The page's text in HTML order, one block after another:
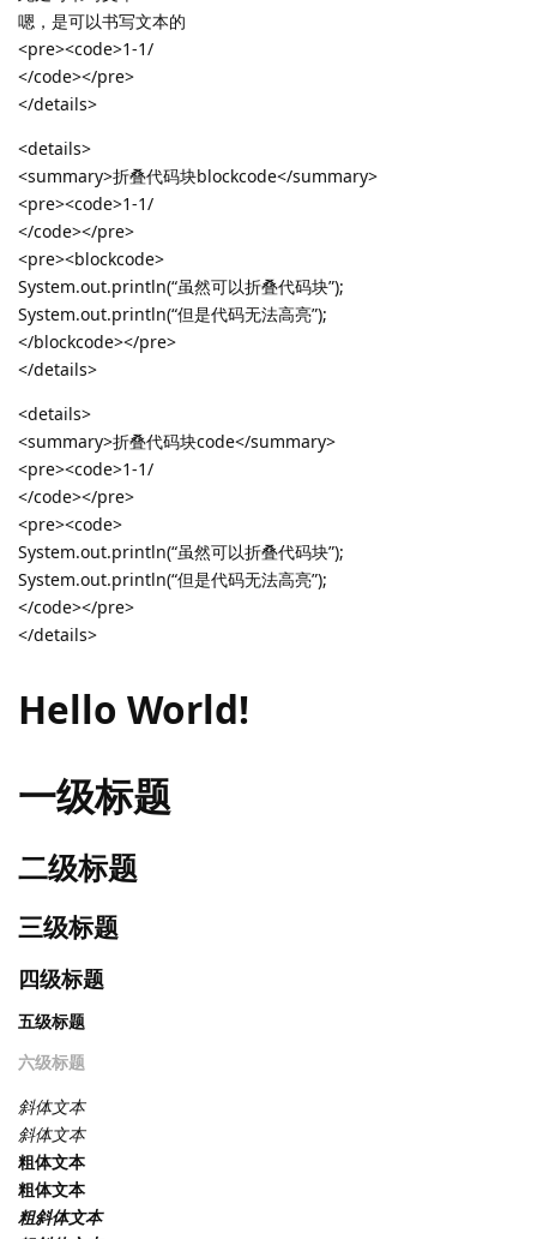
嗯，是可以书写文本的
<pre><code>1-1/
</code></pre>
</details>
<details>
<summary>折叠代码块blockcode</summary>
<pre><code>1-1/
</code></pre>
<pre><blockcode>
System.out.println(“虽然可以折叠代码块”);
System.out.println(“但是代码无法高亮”);
</blockcode></pre>
</details>
<details>
<summary>折叠代码块code</summary>
<pre><code>1-1/
</code></pre>
<pre><code>
System.out.println(“虽然可以折叠代码块”);
System.out.println(“但是代码无法高亮”);
</code></pre>
</details>
Hello World!
一级标题
二级标题
三级标题
四级标题
五级标题
六级标题
斜体文本
斜体文本
粗体文本
粗体文本
粗斜体文本